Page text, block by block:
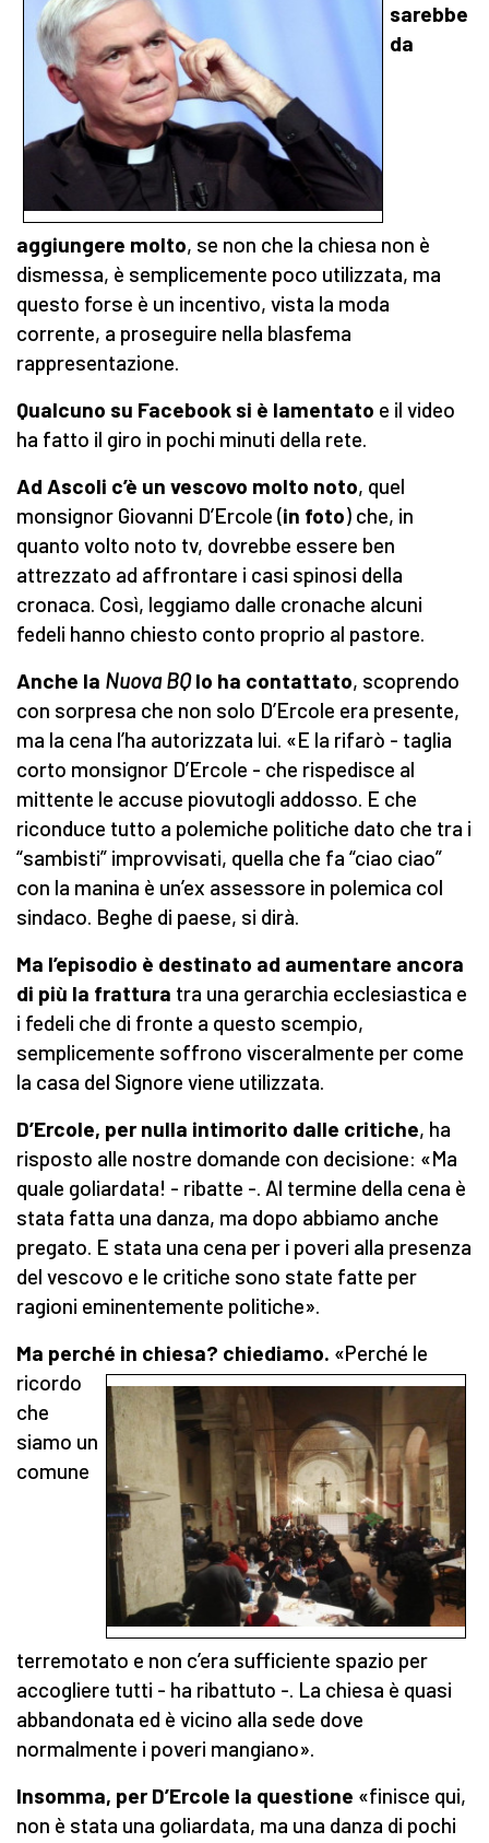
sarebbe
da
aggiungere molto, se non che la chiesa non è
dismessa, è semplicemente poco utilizzata, ma
questo forse è un incentivo, vista la moda
corrente, a proseguire nella blasfema
rappresentazione.
Qualcuno su Facebook si è lamentato e il video
ha fatto il giro in pochi minuti della rete.
Ad Ascoli c’è un vescovo molto noto, quel
monsignor Giovanni D’Ercole (in foto) che, in
quanto volto noto tv, dovrebbe essere ben
attrezzato ad affrontare i casi spinosi della
cronaca. Così, leggiamo dalle cronache alcuni
fedeli hanno chiesto conto proprio al pastore.
Anche la Nuova BQlo ha contattato, scoprendo
con sorpresa che non solo D’Ercole era presente,
ma la cena l’ha autorizzata lui. «E la rifarò - taglia
corto monsignor D’Ercole - che rispedisce al
mittente le accuse piovutogli addosso. E che
riconduce tutto a polemiche politiche dato che tra i
“sambisti” improvvisati, quella che fa “ciao ciao”
con la manina è un’ex assessore in polemica col
sindaco. Beghe di paese, si dirà.
Ma l’episodio è destinato ad aumentare ancora
di più la frattura tra una gerarchia ecclesiastica e
i fedeli che di fronte a questo scempio,
semplicemente soffrono visceralmente per come
la casa del Signore viene utilizzata.
D’Ercole, per nulla intimorito dalle critiche, ha
risposto alle nostre domande con decisione: «Ma
quale goliardata! - ribatte -. Al termine della cena è
stata fatta una danza, ma dopo abbiamo anche
pregato. E stata una cena per i poveri alla presenza
del vescovo e le critiche sono state fatte per
ragioni eminentemente politiche».
Ma perché in chiesa? chiediamo. «Perché le
ricordo
che
siamo un
comune
terremotato e non c’era sufficiente spazio per
accogliere tutti - ha ribattuto -. La chiesa è quasi
abbandonata ed è vicino alla sede dove
normalmente i poveri mangiano».
Insomma, per D’Ercole la questione «finisce qui,
non è stata una goliardata, ma una danza di pochi